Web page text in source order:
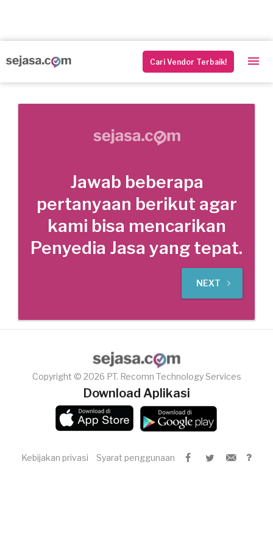
Cari Vendor Terbaik!
Jawab beberapa
pertanyaan berikut agar
kami bisa mencarikan
Penyedia Jasa yang tepat.
NEXT
Copyright © 2026 PT. Recomn Technology Services
Download Aplikasi
Kebijakan privasi Syarat penggunaan